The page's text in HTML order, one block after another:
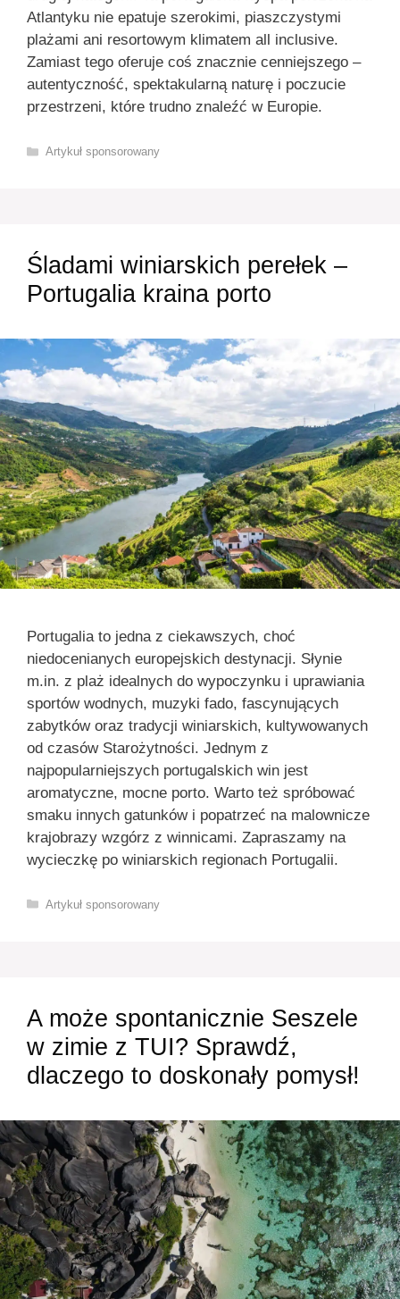
Atlantyku nie epatuje szerokimi, piaszczystymi
plażami ani resortowym klimatem all inclusive.
Zamiast tego oferuje coś znacznie cenniejszego –
autentyczność, spektakularną naturę i poczucie
przestrzeni, które trudno znaleźć w Europie.
Kategorie
Artykuł sponsorowany
Śladami winiarskich perełek –
Portugalia kraina porto
Portugalia to jedna z ciekawszych, choć
niedocenianych europejskich destynacji. Słynie
m.in. z plaż idealnych do wypoczynku i uprawiania
sportów wodnych, muzyki fado, fascynujących
zabytków oraz tradycji winiarskich, kultywowanych
od czasów Starożytności. Jednym z
najpopularniejszych portugalskich win jest
aromatyczne, mocne porto. Warto też spróbować
smaku innych gatunków i popatrzeć na malownicze
krajobrazy wzgórz z winnicami. Zapraszamy na
wycieczkę po winiarskich regionach Portugalii.
Kategorie
Artykuł sponsorowany
A może spontanicznie Seszele
w zimie z TUI? Sprawdź,
dlaczego to doskonały pomysł!